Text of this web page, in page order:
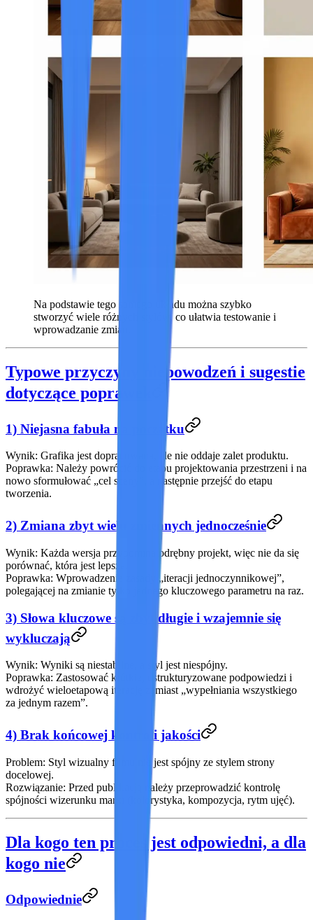
Na podstawie tego samego układu można szybko
stworzyć wiele różnych stylów, co ułatwia testowanie i
wprowadzanie zmian.
Typowe przyczyny niepowodzeń i sugestie
dotyczące poprawek
1) Niejasna fabuła na początku
Wynik: Grafika jest dopracowana, ale nie oddaje zalet produktu.
Poprawka: Należy powrócić do etapu projektowania przestrzeni i na
nowo sformułować „cel sceny”, a następnie przejść do etapu
tworzenia.
2) Zmiana zbyt wielu zmiennych jednocześnie
Wynik: Każda wersja przypomina odrębny projekt, więc nie da się
porównać, która jest lepsza.
Poprawka: Wprowadzenie zasady „iteracji jednoczynnikowej”,
polegającej na zmianie tylko jednego kluczowego parametru na raz.
3) Słowa kluczowe są zbyt długie i wzajemnie się
wykluczają
Wynik: Wyniki są niestabilne, a styl jest niespójny.
Poprawka: Zastosować krótkie, ustrukturyzowane podpowiedzi i
wdrożyć wieloetapową iterację zamiast „wypełniania wszystkiego
za jednym razem”.
4) Brak końcowej kontroli jakości
Problem: Styl wizualny filmu nie jest spójny ze stylem strony
docelowej.
Rozwiązanie: Przed publikacją należy przeprowadzić kontrolę
spójności wizerunku marki (kolorystyka, kompozycja, rytm ujęć).
Dla kogo ten proces jest odpowiedni, a dla
kogo nie
Odpowiednie